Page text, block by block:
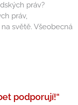
práv?
práv,
světě. Všeobecná
podporují!“